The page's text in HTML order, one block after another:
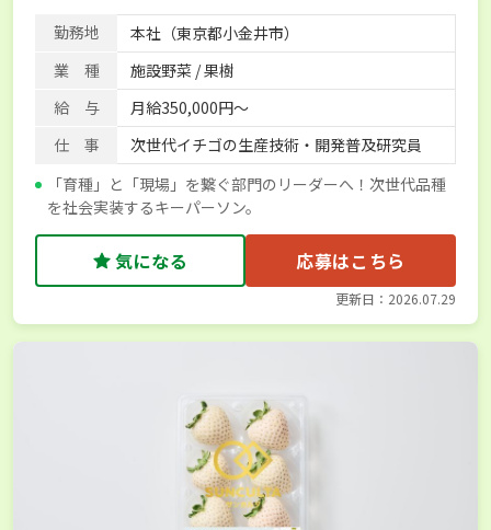
勤務地
本社（東京都小金井市）
業 種
施設野菜 / 果樹
給 与
月給350,000円～
仕 事
次世代イチゴの生産技術・開発普及研究員
「育種」と「現場」を繋ぐ部門のリーダーへ！次世代品種
を社会実装するキーパーソン。
気になる 応募はこちら
更新日：2026.07.29